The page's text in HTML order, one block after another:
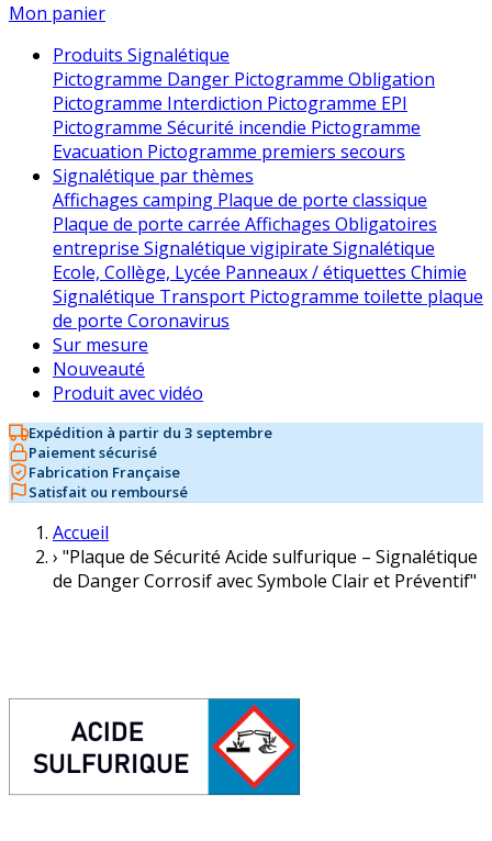
Mon panier
Produits Signalétique
Pictogramme Danger Pictogramme Obligation
Pictogramme Interdiction Pictogramme EPI
Pictogramme Sécurité incendie Pictogramme
Evacuation Pictogramme premiers secours
Signalétique par thèmes
Affichages camping Plaque de porte classique
Plaque de porte carrée Affichages Obligatoires
entreprise Signalétique vigipirate Signalétique
Ecole, Collège, Lycée Panneaux / étiquettes Chimie
Signalétique Transport Pictogramme toilette plaque
de porte Coronavirus
Sur mesure
Nouveauté
Produit avec vidéo
Expédition à partir du 3 septembre
Paiement sécurisé
Fabrication Française
Satisfait ou remboursé
Accueil
› "Plaque de Sécurité Acide sulfurique – Signalétique
de Danger Corrosif avec Symbole Clair et Préventif"